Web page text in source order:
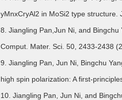
yMnxCryAl2 in MoSi2 type structure.
8. Jiangling Pan,Jun Ni, and
Comput. Mater. Sci. 50, 2433-2438
9. Jiangling Pan, Jun Ni, Bingchu
high spin polarization: A first-
10. Jiangling Pan, Jun Ni, and